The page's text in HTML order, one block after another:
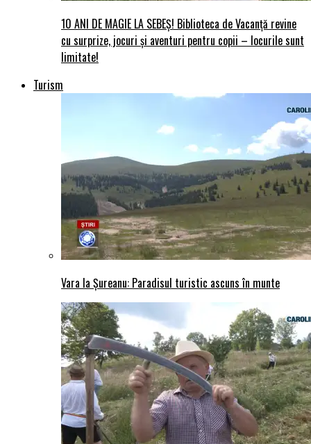
10 ANI DE MAGIE LA SEBEȘ! Biblioteca de Vacanță revine
cu surprize, jocuri și aventuri pentru copii – locurile sunt
limitate!
Turism
Vara la Șureanu: Paradisul turistic ascuns în munte